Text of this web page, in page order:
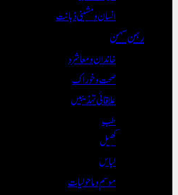
انسان و مشینی ذہانت
رہن سہن
خاندان و معاشرہ
صحت و خوراک
علاقائی تہذیبیں
طب
کھیل
لباس
موسم و ماحولیات